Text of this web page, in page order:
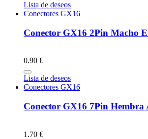
Lista de deseos
Conectores GX16
Conector GX16 2Pin Macho
0.90 €
Lista de deseos
Conectores GX16
Conector GX16 7Pin Hembra
1.70 €